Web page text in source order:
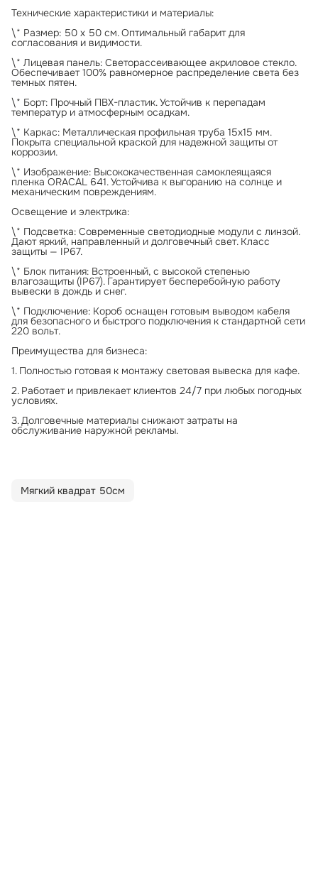
Технические характеристики и материалы:
\* Размер: 50 х 50 см. Оптимальный габарит для
согласования и видимости.
\* Лицевая панель: Светорассеивающее акриловое стекло.
Обеспечивает 100% равномерное распределение света без
темных пятен.
\* Борт: Прочный ПВХ-пластик. Устойчив к перепадам
температур и атмосферным осадкам.
\* Каркас: Металлическая профильная труба 15х15 мм.
Покрыта специальной краской для надежной защиты от
коррозии.
\* Изображение: Высококачественная самоклеящаяся
пленка ORACAL 641. Устойчива к выгоранию на солнце и
механическим повреждениям.
Освещение и электрика:
\* Подсветка: Современные светодиодные модули с линзой.
Дают яркий, направленный и долговечный свет. Класс
защиты — IP67.
\* Блок питания: Встроенный, с высокой степенью
влагозащиты (IP67). Гарантирует бесперебойную работу
вывески в дождь и снег.
\* Подключение: Короб оснащен готовым выводом кабеля
для безопасного и быстрого подключения к стандартной сети
220 вольт.
Преимущества для бизнеса:
1. Полностью готовая к монтажу световая вывеска для кафе.
2. Работает и привлекает клиентов 24/7 при любых погодных
условиях.
3. Долговечные материалы снижают затраты на
обслуживание наружной рекламы.
Мягкий квадрат 50см